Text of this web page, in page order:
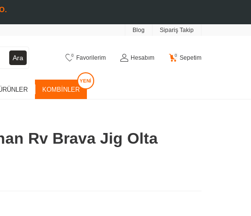
Blog Sipariş Takip
Ara 0 Favorilerim Hesabım 0 Sepetim
KOMBINLER
Rv Brava Jig Olta